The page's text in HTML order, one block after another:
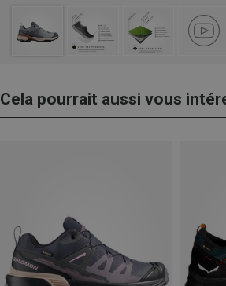
Cela pourrait aussi vous